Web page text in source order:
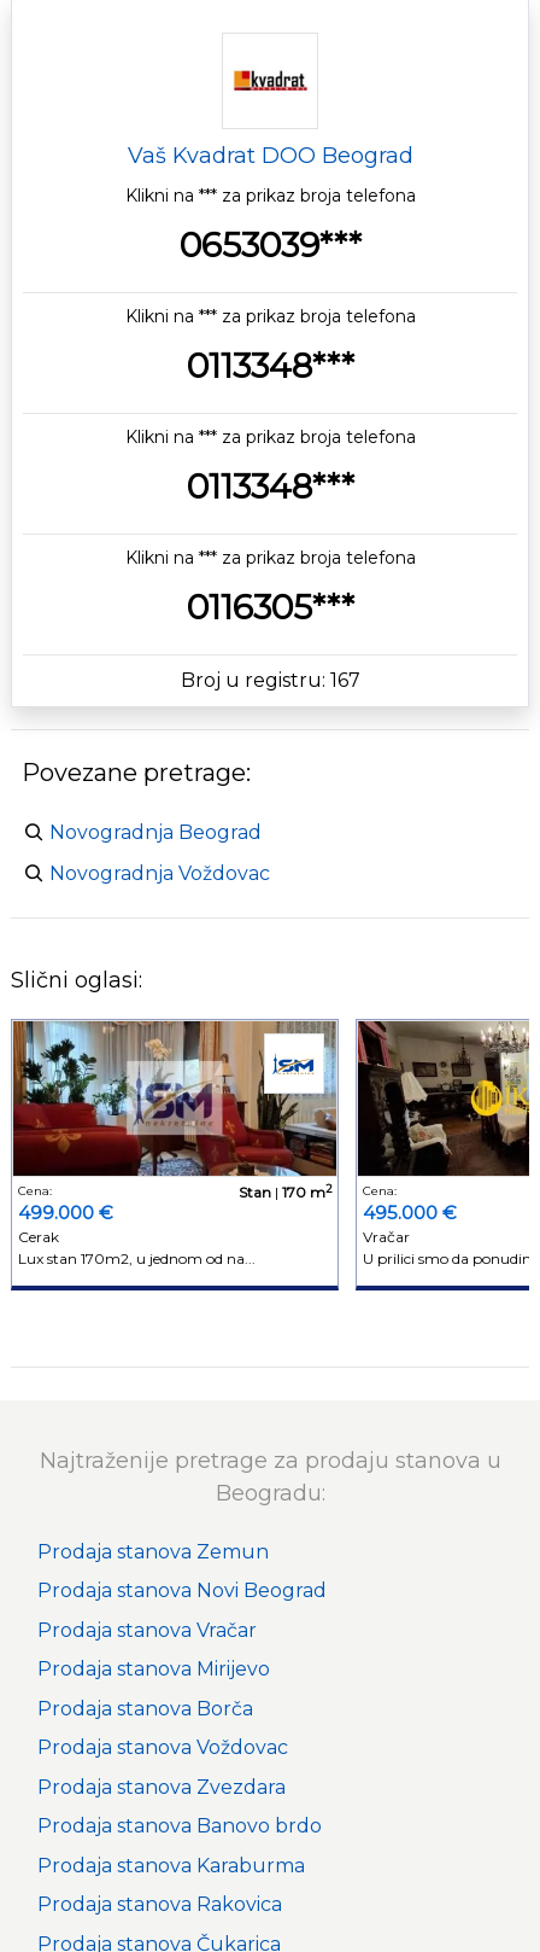
Vaš Kvadrat DOO Beograd
Klikni na *** za prikaz broja telefona
0653039***
Klikni na *** za prikaz broja telefona
0113348***
Klikni na *** za prikaz broja telefona
0113348***
Klikni na *** za prikaz broja telefona
0116305***
Broj u registru: 167
Povezane pretrage:
Novogradnja Beograd
Novogradnja Voždovac
Slični oglasi:
Cena:
499.000 €
Stan| 170 m2
Cerak
Lux stan 170m2, u jednom od na...
Cena:
495.000 €
Vračar
U prilici smo da
Najtraženije pretrage za prodaju stanova u
Beogradu:
Prodaja stanova Zemun
Prodaja stanova Novi Beograd
Prodaja stanova Vračar
Prodaja stanova Mirijevo
Prodaja stanova Borča
Prodaja stanova Voždovac
Prodaja stanova Zvezdara
Prodaja stanova Banovo brdo
Prodaja stanova Karaburma
Prodaja stanova Rakovica
Prodaja stanova Čukarica